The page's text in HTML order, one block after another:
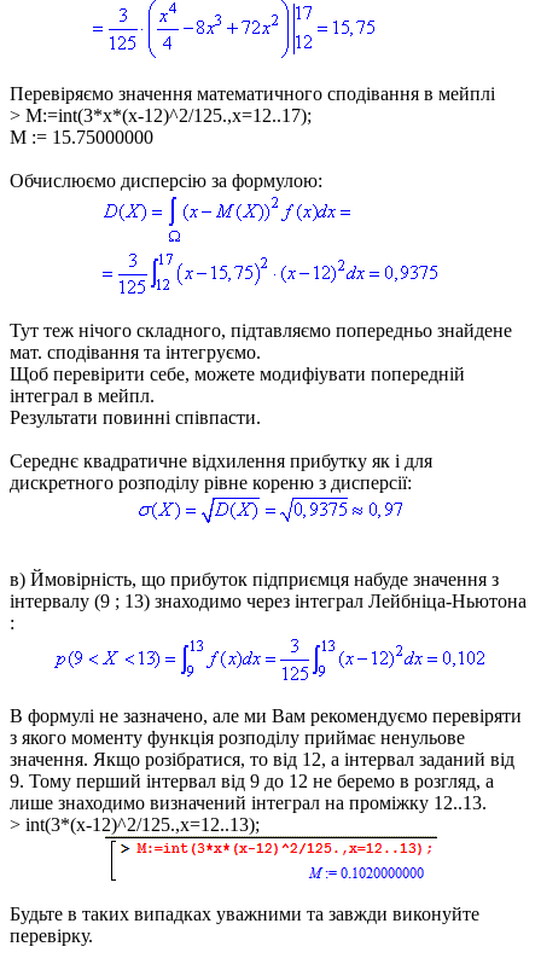
Перевіряємо значення математичного сподівання в мейплі
> M:=int(3*x*(x-12)^2/125.,x=12..17);
M := 15.75000000
Обчислюємо дисперсію за формулою:
Тут теж нічого складного, підтавляємо попередньо знайдене
мат. сподівання та інтегруємо.
Щоб перевірити себе, можете модифіувати попередній
інтеграл в мейпл.
Результати повинні співпасти.
Середнє квадратичне відхилення прибутку як і для
дискретного розподілу рівне кореню з дисперсії:
в) Ймовірність, що прибуток підприємця набуде значення з
інтервалу (9 ; 13) знаходимо через інтеграл Лейбніца-Ньютона
:
В формулі не зазначено, але ми Вам рекомендуємо перевіряти
з якого моменту функція розподілу приймає ненульове
значення. Якщо розібратися, то від 12, а інтервал заданий від
9. Тому перший інтервал від 9 до 12 не беремо в розгляд, а
лише знаходимо визначений інтеграл на проміжку 12..13.
> int(3*(x-12)^2/125.,x=12..13);
Будьте в таких випадках уважними та завжди виконуйте
перевірку.